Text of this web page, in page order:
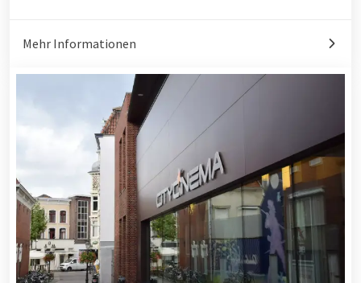
Mehr Informationen